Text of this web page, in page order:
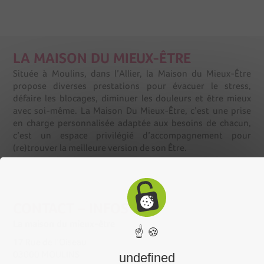
LA MAISON DU MIEUX-ÊTRE
Située à Moulins, dans l’Allier, la Maison du Mieux-Être
propose diverses prestations pour évacuer le stress,
défaire les blocages, diminuer les douleurs et être mieux
avec soi-même. La Maison Du Mieux-Être, c’est une prise
en charge personnalisée adaptée aux besoins de chacun,
c’est un espace privilégié d’accompagnement pour
(re)trouver la meilleure version de son Être.
CONTACT – INFOS
☝ 🍪
undefined